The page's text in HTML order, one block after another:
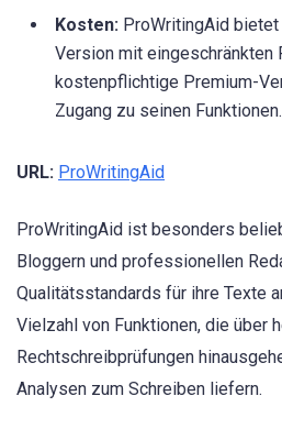
Kosten: ProWritingAid
Version mit eingeschränkten
kostenpflichtige Premium-
Zugang zu seinen Funktionen.
URL: ProWritingAid
ProWritingAid ist besonders
Bloggern und professionellen
Qualitätsstandards für ihre Texte
Vielzahl von Funktionen, die über
Rechtschreibprüfungen
Analysen zum Schreiben liefern.